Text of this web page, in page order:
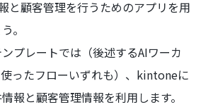
と顧客管理を行うためのアプリを用
。
プレートでは（後述するAIワーカ
ったフローいずれも）、kintoneに
報と顧客管理情報を利用します。